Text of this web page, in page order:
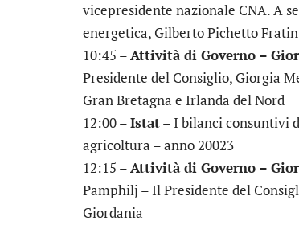
vicepresidente nazionale CNA. A
energetica, Gilberto Pichetto Fratin
10:45 –Attività di Governo –
Presidente del Consiglio, Giorgia
Gran Bretagna e Irlanda del Nord
12:00 –Istat– I bilanci consuntivi
agricoltura – anno 20023
12:15 –Attività di Governo –
Pamphilj – Il Presidente del
Giordania